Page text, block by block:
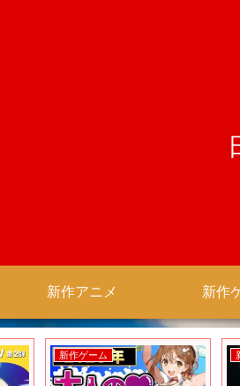
新作アニメ 新作
新作ゲーム